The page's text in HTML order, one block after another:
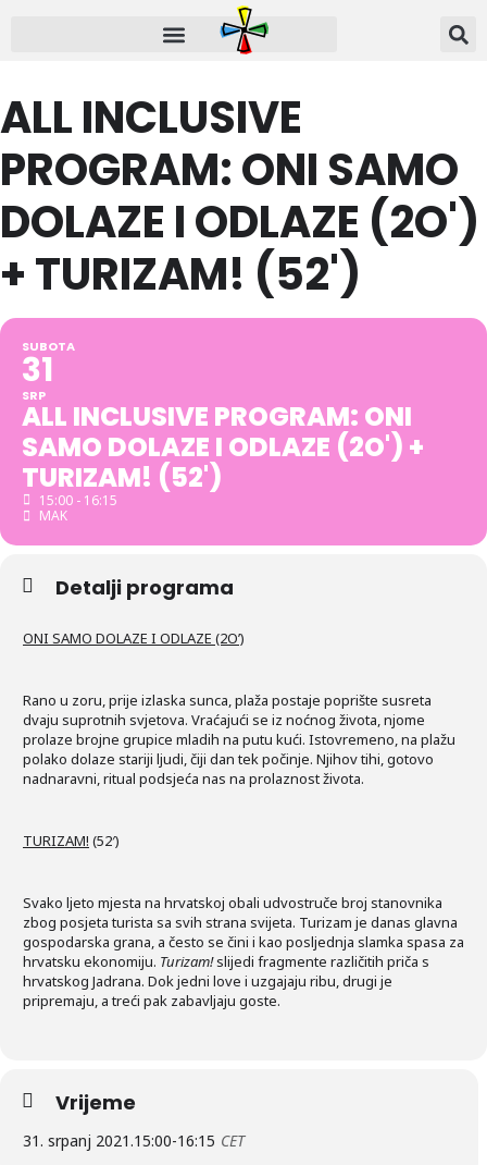
ALL INCLUSIVE
PROGRAM: ONI SAMO
DOLAZE I ODLAZE (2O')
+ TURIZAM! (52')
SUBOTA
31
SRP
ALL INCLUSIVE PROGRAM: ONI
SAMO DOLAZE I ODLAZE (2O') +
TURIZAM! (52')
15:00 - 16:15
MAK
Detalji programa
ONI SAMO DOLAZE I ODLAZE (2O’)
Rano u zoru, prije izlaska sunca, plaža postaje poprište susreta
dvaju suprotnih svjetova. Vraćajući se iz noćnog života, njome
prolaze brojne grupice mladih na putu kući. Istovremeno, na plažu
polako dolaze stariji ljudi, čiji dan tek počinje. Njihov tihi, gotovo
nadnaravni, ritual podsjeća nas na prolaznost života.
TURIZAM! (52′)
Svako ljeto mjesta na hrvatskoj obali udvostruče broj stanovnika
zbog posjeta turista sa svih strana svijeta. Turizam je danas glavna
gospodarska grana, a često se čini i kao posljednja slamka spasa za
hrvatsku ekonomiju. Turizam!slijedi fragmente različitih priča s
hrvatskog Jadrana. Dok jedni love i uzgajaju ribu, drugi je
pripremaju, a treći pak zabavljaju goste.
Vrijeme
31. srpanj 2021.15:00-16:15 CET